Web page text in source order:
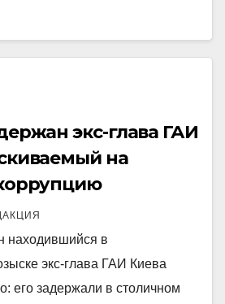
экс-глава ГАИ
на
находившийся в
экс-глава ГАИ Киева
его задержали в столичном